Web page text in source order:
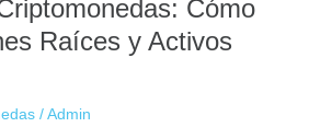
Cómo
Raíces y Activos
/ Admin